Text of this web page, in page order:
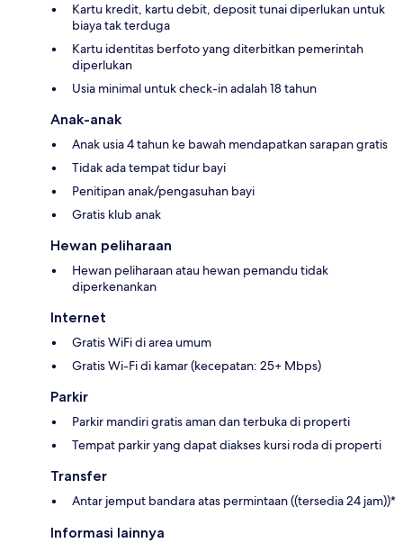
Kartu kredit, kartu debit, deposit tunai diperlukan untuk
biaya tak terduga
Kartu identitas berfoto yang diterbitkan pemerintah
diperlukan
Usia minimal untuk check-in adalah 18 tahun
Anak-anak
Anak usia 4 tahun ke bawah mendapatkan sarapan gratis
Tidak ada tempat tidur bayi
Penitipan anak/pengasuhan bayi
Gratis klub anak
Hewan peliharaan
Hewan peliharaan atau hewan pemandu tidak
diperkenankan
Internet
Gratis WiFi di area umum
Gratis Wi-Fi di kamar (kecepatan: 25+ Mbps)
Parkir
Parkir mandiri gratis aman dan terbuka di properti
Tempat parkir yang dapat diakses kursi roda di properti
Transfer
Antar jemput bandara atas permintaan ((tersedia 24 jam))*
Informasi lainnya